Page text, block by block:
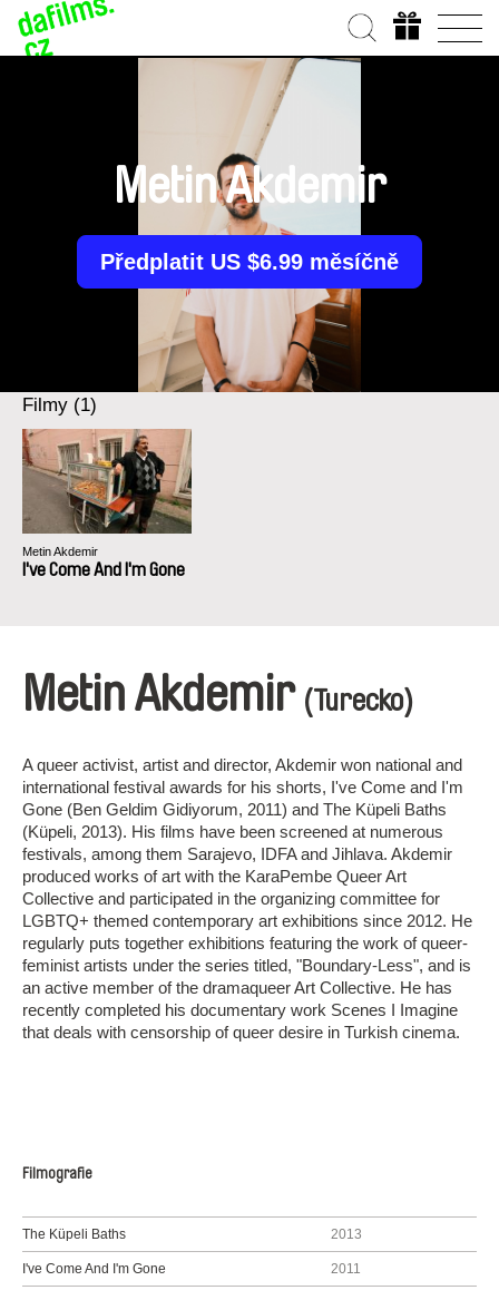
Metin Akdemir
Předplatit US $6.99 měsíčně
Filmy (1)
Metin Akdemir
I've Come And I'm Gone
Metin Akdemir (Turecko)
A queer activist, artist and director, Akdemir won national and
international festival awards for his shorts, I've Come and I'm
Gone (Ben Geldim Gidiyorum, 2011) and The Küpeli Baths
(Küpeli, 2013). His films have been screened at numerous
festivals, among them Sarajevo, IDFA and Jihlava. Akdemir
produced works of art with the KaraPembe Queer Art
Collective and participated in the organizing committee for
LGBTQ+ themed contemporary art exhibitions since 2012. He
regularly puts together exhibitions featuring the work of queer-
feminist artists under the series titled, "Boundary-Less", and is
an active member of the dramaqueer Art Collective. He has
recently completed his documentary work Scenes I Imagine
that deals with censorship of queer desire in Turkish cinema.
Filmografie
The Küpeli Baths 2013
I've Come And I'm Gone 2011